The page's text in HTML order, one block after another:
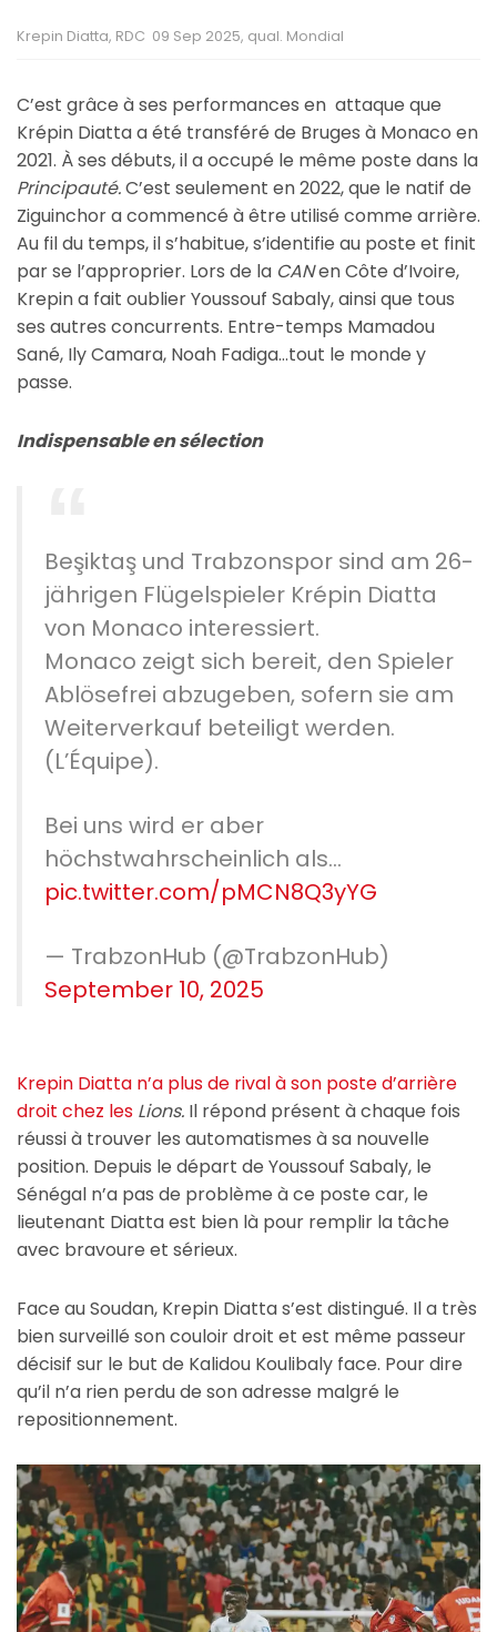
Krepin Diatta, RDC 09 Sep 2025, qual. Mondial
C’est grâce à ses performances en attaque que
Krépin Diatta a été transféré de Bruges à Monaco en
2021. À ses débuts, il a occupé le même poste dans la
Principauté.C’est seulement en 2022, que le natif de
Ziguinchor a commencé à être utilisé comme arrière.
Au fil du temps, il s’habitue, s’identifie au poste et finit
par se l’approprier. Lors de la CANen Côte d’Ivoire,
Krepin a fait oublier Youssouf Sabaly, ainsi que tous
ses autres concurrents. Entre-temps Mamadou
Sané, Ily Camara, Noah Fadiga…tout le monde y
passe.
Indispensable en sélection
Beşiktaş und Trabzonspor sind am 26-
jährigen Flügelspieler Krépin Diatta
von Monaco interessiert.
Monaco zeigt sich bereit, den Spieler
Ablösefrei abzugeben, sofern sie am
Weiterverkauf beteiligt werden.
(L’Équipe).
Bei uns wird er aber
höchstwahrscheinlich als…
pic.twitter.com/pMCN8Q3yYG
— TrabzonHub (@TrabzonHub)
September 10, 2025
Krepin Diatta n’a plus de rival à son poste d’arrière
droit chez les Lions. Il répond présent à chaque fois
réussi à trouver les automatismes à sa nouvelle
position. Depuis le départ de Youssouf Sabaly, le
Sénégal n’a pas de problème à ce poste car, le
lieutenant Diatta est bien là pour remplir la tâche
avec bravoure et sérieux.
Face au Soudan, Krepin Diatta s’est distingué. Il a très
bien surveillé son couloir droit et est même passeur
décisif sur le but de Kalidou Koulibaly face. Pour dire
qu’il n’a rien perdu de son adresse malgré le
repositionnement.